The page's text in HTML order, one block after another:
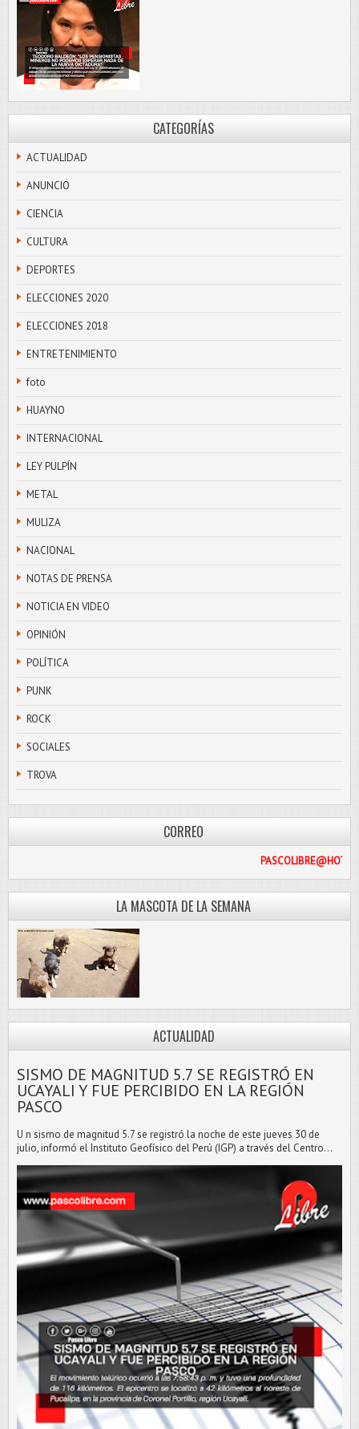
CATEGORÍAS
ACTUALIDAD
ANUNCIO
CIENCIA
CULTURA
DEPORTES
ELECCIONES 2020
ELECCIONES 2018
ENTRETENIMIENTO
foto
HUAYNO
INTERNACIONAL
LEY PULPÍN
METAL
MULIZA
NACIONAL
NOTAS DE PRENSA
NOTICIA EN VIDEO
OPINIÓN
POLÍTICA
PUNK
ROCK
SOCIALES
TROVA
CORREO
LA MASCOTA DE LA SEMANA
ACTUALIDAD
SISMO DE MAGNITUD 5.7 SE REGISTRÓ EN
UCAYALI Y FUE PERCIBIDO EN LA REGIÓN
PASCO
U n sismo de magnitud 5.7 se registró la noche de este jueves 30 de
julio, informó el Instituto Geofísico del Perú (IGP) a través del Centro...